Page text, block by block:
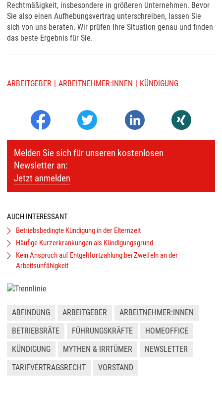
Rechtmäßigkeit, insbesondere in größeren Unternehmen. Bevor
Sie also einen Aufhebungsvertrag unterschreiben, lassen Sie
sich von uns beraten. Wir prüfen Ihre Situation genau und finden
das beste Ergebnis für Sie.
ARBEITGEBER ARBEITNEHMER:INNEN KÜNDIGUNG
Melden Sie sich für unseren kostenlosen
Newsletter an:
Jetzt anmelden
AUCH INTERESSANT
Betriebsbedingte Kündigung in der Elternzeit
Häufige Kurzerkrankungen als Kündigungsgrund
Kein Anspruch auf Entgeltfortzahlung bei Zweifeln an der
Arbeitsunfähigkeit
ABFINDUNG ARBEITGEBER
ARBEITNEHMER:INNEN
BETRIEBSRÄTE
FÜHRUNGSKRÄFTE
HOMEOFFICE
KÜNDIGUNG
MYTHEN & IRRTÜMER
NEWSLETTER
TARIFVERTRAGSRECHT
VORSTAND